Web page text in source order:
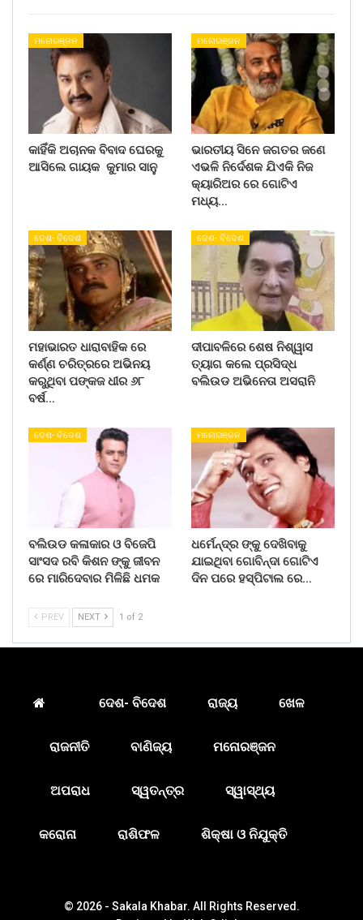
ମନୋରଞ୍ଜନ
କାହିଁକି ଅଚାନକ ବିବାଦ ଘେରକୁ
ଆସିଲେ ଗାୟକ କୁମାର ସାନୁ
ମନୋରଞ୍ଜନ
ଭାରତୀୟ ସିନେ ଜଗତର ଜଣେ
ଏଭଳି ନିର୍ଦେଶକ ଯିଏକି ନିଜ
କ୍ୟାରିଅର ରେ ଗୋଟିଏ
ମଧ୍ୟ…
ଦେଶ- ବିଦେଶ
ମହାଭାରତ ଧାରାବାହିକ ରେ
କର୍ଣ୍ଣ ଚରିତ୍ରରେ ଅଭିନୟ
କରୁଥିବା ପଙ୍କଜ ଧୀର ୬୮
ବର୍ଷ…
ଦେଶ- ବିଦେଶ
ଦୀପାବଳିରେ ଶେଷ ନିଶ୍ୱାସ
ତ୍ୟାଗ କଲେ ପ୍ରସିଦ୍ଧ
ବଲିଉଡ ଅଭିନେତା ଅସରାନି
ଦେଶ- ବିଦେଶ
ବଲିଉଡ କଳାକାର ଓ ବିଜେପି
ସାଂସଦ ରବି କିଶନ ଙ୍କୁ ଜୀବନ
ରେ ମାରିଦେବାର ମିଳିଛି ଧମକ
ମନୋରଞ୍ଜନ
ଧର୍ମେନ୍ଦ୍ର ଙ୍କୁ ଦେଖିବାକୁ
ଯାଇଥିବା ଗୋବିନ୍ଦା ଗୋଟିଏ
ଦିନ ପରେ ହସ୍ପିଟାଲ ରେ…
PREV NEXT 1 of 2
ଦେଶ- ବିଦେଶ ରାଜ୍ୟ ଖେଳ
ରାଜନୀତି ବାଣିଜ୍ୟ ମନୋରଞ୍ଜନ
ଅପରାଧ ସ୍ୱତନ୍ତ୍ର ସ୍ୱାସ୍ଥ୍ୟ
କରୋନା ରାଶିଫଳ ଶିକ୍ଷା ଓ ନିଯୁକ୍ତି
© 2026 - Sakala Khabar. All Rights Reserved.